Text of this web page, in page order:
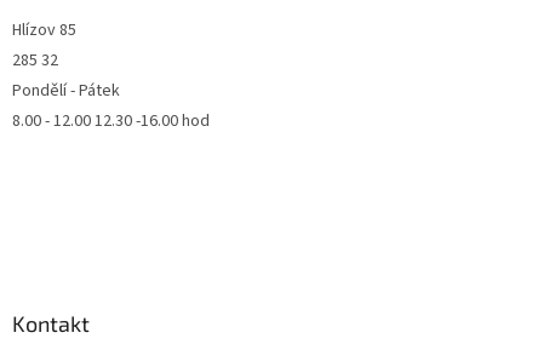
Hlízov 85
285 32
Pondělí - Pátek
8.00 - 12.00 12.30 -16.00 hod
Kontakt